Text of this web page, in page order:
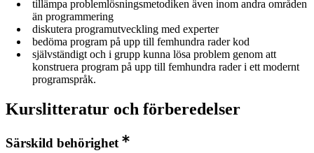
tillämpa problemlösningsmetodiken även inom andra områden
än programmering
diskutera programutveckling med experter
bedöma program på upp till femhundra rader kod
självständigt och i grupp kunna lösa problem genom att
konstruera program på upp till femhundra rader i ett modernt
programspråk.
Kurslitteratur och förberedelser
Särskild behörighet